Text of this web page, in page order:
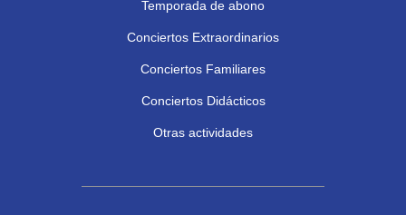
Temporada de abono
Conciertos Extraordinarios
Conciertos Familiares
Conciertos Didácticos
Otras actividades